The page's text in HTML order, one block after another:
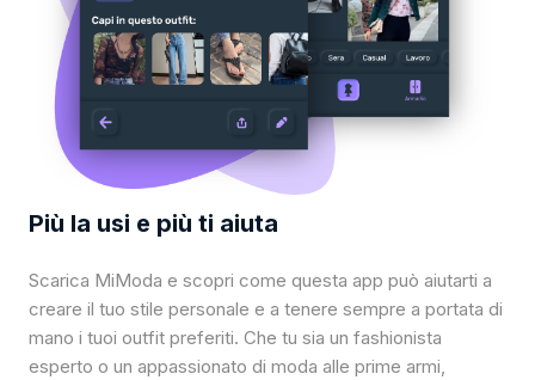
Più la usi e più ti aiuta
Scarica MiModa e scopri come questa app può aiutarti a
creare il tuo stile personale e a tenere sempre a portata di
mano i tuoi outfit preferiti. Che tu sia un fashionista
esperto o un appassionato di moda alle prime armi,